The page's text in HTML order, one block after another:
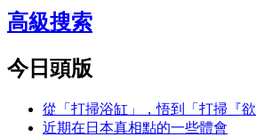
高級搜索
今日頭版
從「打掃浴缸」，悟到「打掃『欲
近期在日本真相點的一些體會